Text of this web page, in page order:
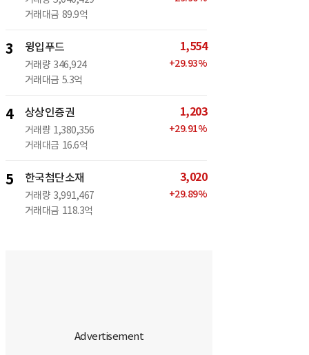
거래대금 89.9억
3 윙입푸드
거래량 346,924
거래대금 5.3억
1,554
+29.93%
4 상상인증권
거래량 1,380,356
거래대금 16.6억
1,203
+29.91%
5 한국첨단소재
거래량 3,991,467
거래대금 118.3억
3,020
+29.89%